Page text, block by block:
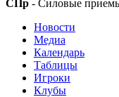
СПр - Силовые
Новости
Медиа
Календарь
Таблицы
Игроки
Клубы